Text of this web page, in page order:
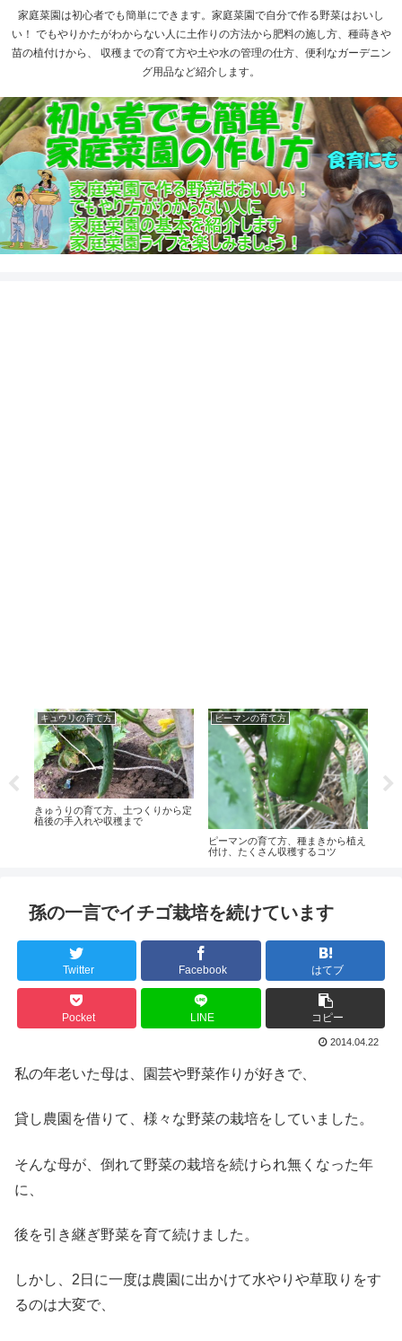
家庭菜園は初心者でも簡単にできます。家庭菜園で自分で作る野菜はおいし
い！ でもやりかたがわからない人に土作りの方法から肥料の施し方、種蒔きや
苗の植付けから、 収穫までの育て方や土や水の管理の仕方、便利なガーデニン
グ用品など紹介します。
キュウリの育て方
きゅうりの育て方、土つくりから定
植後の手入れや収穫まで
ピーマンの育て方
ピーマンの育て方、種まきから植え
付け、たくさん収穫するコツ
孫の一言でイチゴ栽培を続けています
Twitter Facebook はてブ
Pocket LINE コピー
2014.04.22
私の年老いた母は、園芸や野菜作りが好きで、
貸し農園を借りて、様々な野菜の栽培をしていました。
そんな母が、倒れて野菜の栽培を続けられ無くなった年
に、
後を引き継ぎ野菜を育て続けました。
しかし、2日に一度は農園に出かけて水やりや草取りをす
るのは大変で、